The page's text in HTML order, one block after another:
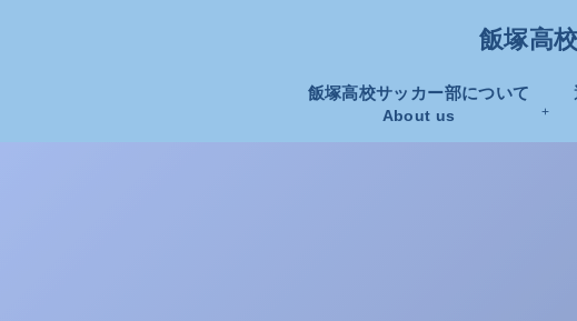
飯塚高
飯塚高校サッカー部について
About us